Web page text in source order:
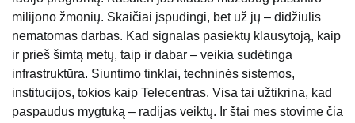
milijono žmonių. Skaičiai įspūdingi, bet už jų – didžiulis
nematomas darbas. Kad signalas pasiektų klausytoją, kaip
ir prieš šimtą metų, taip ir dabar – veikia sudėtinga
infrastruktūra. Siuntimo tinklai, techninės sistemos,
institucijos, tokios kaip Telecentras. Visa tai užtikrina, kad
paspaudus mygtuką – radijas veiktų. Ir štai mes stovime čia